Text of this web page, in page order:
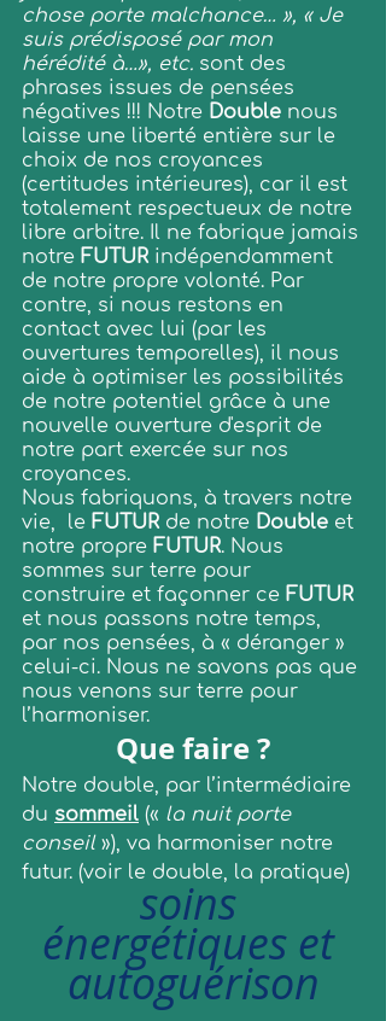
chose porte malchance… », « Je
suis prédisposé par mon
hérédité à…», etc. sont des
phrases issues de pensées
négatives !!! Notre Double nous
laisse une liberté entière sur le
choix de nos croyances
(certitudes intérieures), car il est
totalement respectueux de notre
libre arbitre. Il ne fabrique jamais
notre FUTUR indépendamment
de notre propre volonté. Par
contre, si nous restons en
contact avec lui (par les
ouvertures temporelles), il nous
aide à optimiser les possibilités
de notre potentiel grâce à une
nouvelle ouverture d'esprit de
notre part exercée sur nos
croyances.
Nous fabriquons, à travers notre
vie,  le FUTUR de notre Double et
notre propre FUTUR. Nous
sommes sur terre pour
construire et façonner ce FUTUR
et nous passons notre temps,
par nos pensées, à « déranger »
celui-ci. Nous ne savons pas que
nous venons sur terre pour
l’harmoniser.
Que faire ?
Notre double, par l’intermédiaire
du sommeil (« la nuit porte
conseil »), va harmoniser notre
futur. (voir le double, la pratique)
soins
énergétiques et
autoguérison